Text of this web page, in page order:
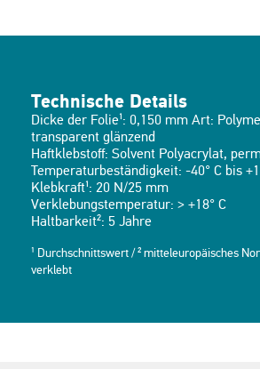
Technische Details
Dicke der Folie¹: 0,150 mm Art:
transparent glänzend
Haftklebstoff: Solvent Polyacrylat,
Temperaturbeständigkeit: -40° C bis
Klebkraft¹: 20 N/25 mm
Verklebungstemperatur: > +18° C
Haltbarkeit²: 5 Jahre
¹ Durchschnittswert / ² mitteleuropäisches
verklebt